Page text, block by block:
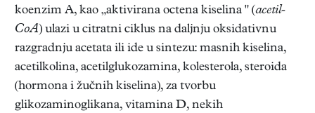
koenzim A, kao „aktivirana octena kiselina " (acetil-
CoA) ulazi u citratni ciklus na daljnju oksidativnu
razgradnju acetata ili ide u sintezu: masnih kiselina,
acetilkolina, acetilglukozamina, kolesterola, steroida
(hormona i žučnih kiselina), za tvorbu
glikozaminoglikana, vitamina D, nekih